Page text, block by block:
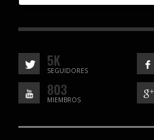
5K
SEGUIDORES
803
MIEMBROS